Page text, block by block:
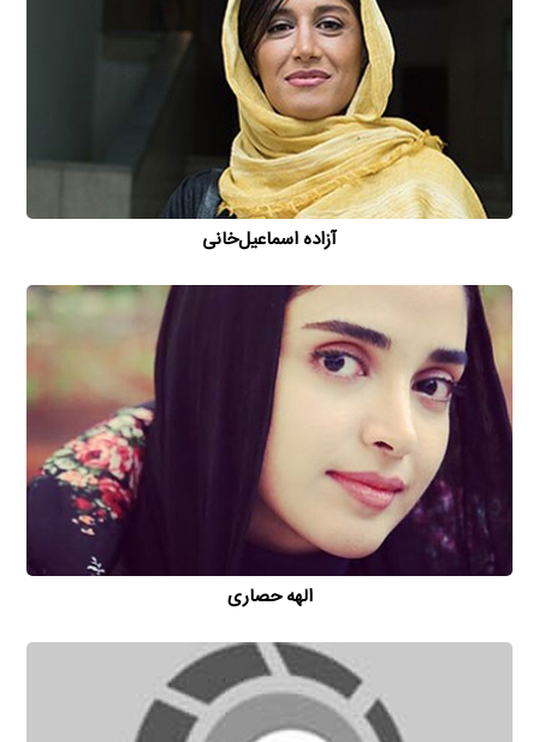
آزاده اسماعیل‌خانی
الهه حصاری